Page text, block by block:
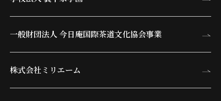
一般財団法人 今日庵国際茶道文化協会事業
株式会社ミリエーム